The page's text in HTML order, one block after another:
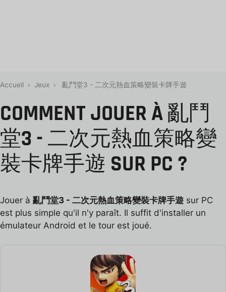
Accueil › Jeux › 亂鬥堂3 - 二次元熱血策略變裝卡牌手遊
COMMENT JOUER À 亂鬥
堂3 - 二次元熱血策略變
裝卡牌手遊 SUR PC ?
Jouer à 亂鬥堂3 - 二次元熱血策略變裝卡牌手遊 sur PC
est plus simple qu'il n'y paraît. Il suffit d'installer un
émulateur Android et le tour est joué.